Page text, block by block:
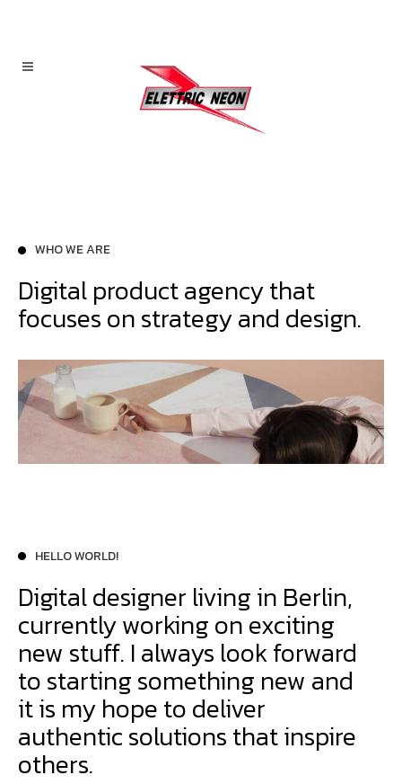
WHO WE ARE
Digital product agency that
focuses on strategy and design.
HELLO WORLD!
Digital designer living in Berlin,
currently working on exciting
new stuff. I always look forward
to starting something new and
it is my hope to deliver
authentic solutions that inspire
others.